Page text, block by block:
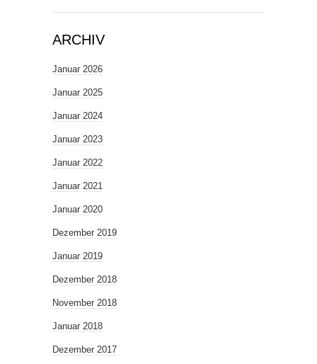
ARCHIV
Januar 2026
Januar 2025
Januar 2024
Januar 2023
Januar 2022
Januar 2021
Januar 2020
Dezember 2019
Januar 2019
Dezember 2018
November 2018
Januar 2018
Dezember 2017